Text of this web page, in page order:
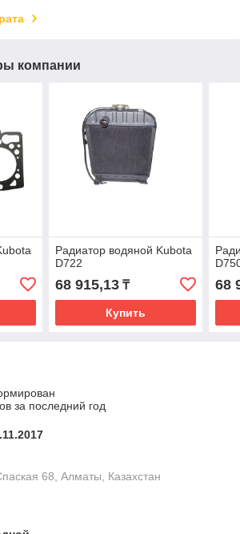
компании
Радиатор водяной Kubota
D722
68 915,13₸
Купить
68
за последний год
68, Алматы, Казахстан